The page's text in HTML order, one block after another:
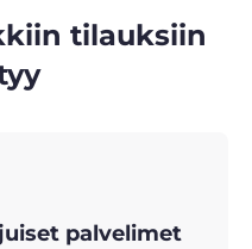
tilauksiin
palvelimet